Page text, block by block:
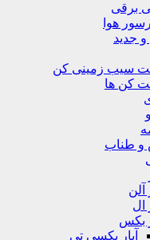
برقی
هوا
و جدید
سیب زمینی کن
کن ها
طناب
آلن
ال
بکس
آپار بکسی تی